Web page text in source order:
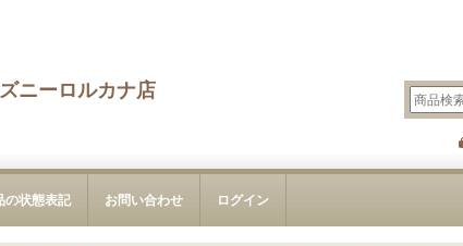
ニーロルカナ店
の状態表記 お問い合わせ ログイン